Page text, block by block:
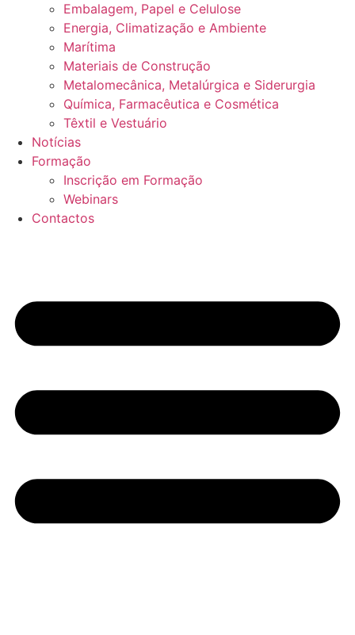
Embalagem, Papel e Celulose
Energia, Climatização e Ambiente
Marítima
Materiais de Construção
Metalomecânica, Metalúrgica e Siderurgia
Química, Farmacêutica e Cosmética
Têxtil e Vestuário
Notícias
Formação
Inscrição em Formação
Webinars
Contactos